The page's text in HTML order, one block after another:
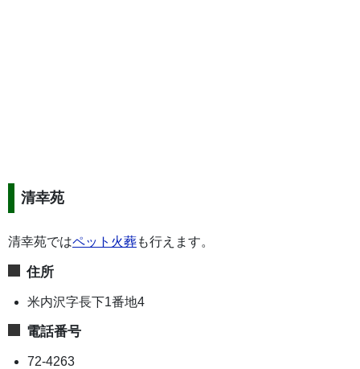
清幸苑
清幸苑ではペット火葬も行えます。
住所
米内沢字長下1番地4
電話番号
72-4263